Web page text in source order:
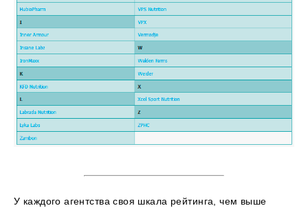
У каждого агентства своя шкала рейтинга, чем выше